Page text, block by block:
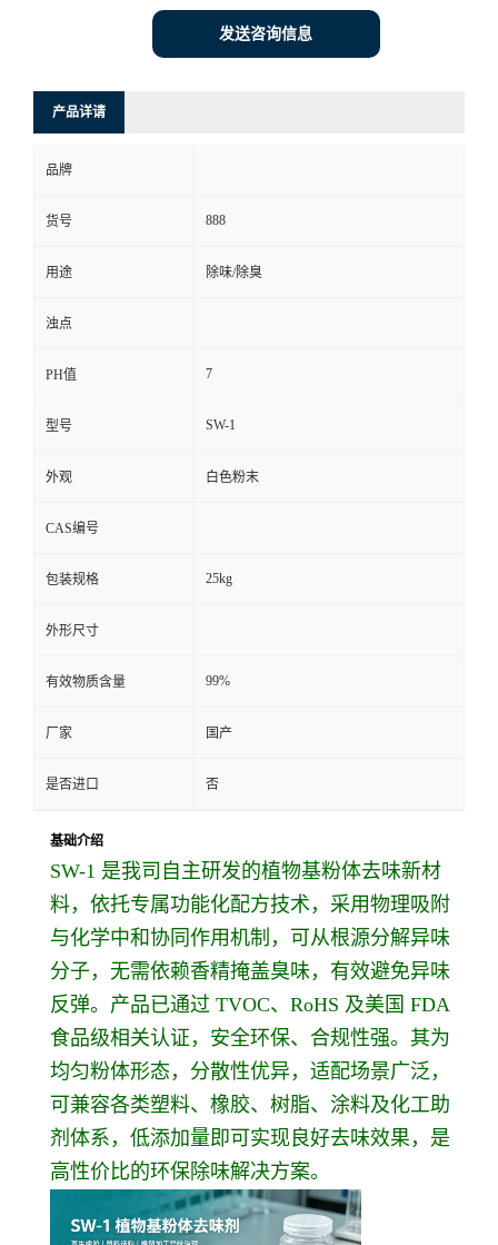
发送咨询信息
产品详请
品牌
货号 888
用途 除味/除臭
浊点
PH值 7
型号 SW-1
外观 白色粉末
CAS编号
包装规格 25kg
外形尺寸
有效物质含量 99%
厂家 国产
是否进口 否
基础介绍
SW-1 是我司自主研发的植物基粉体去味新材
料，依托专属功能化配方技术，采用物理吸附
与化学中和协同作用机制，可从根源分解异味
分子，无需依赖香精掩盖臭味，有效避免异味
反弹。产品已通过 TVOC、RoHS 及美国 FDA
食品级相关认证，安全环保、合规性强。其为
均匀粉体形态，分散性优异，适配场景广泛，
可兼容各类塑料、橡胶、树脂、涂料及化工助
剂体系，低添加量即可实现良好去味效果，是
高性价比的环保除味解决方案。